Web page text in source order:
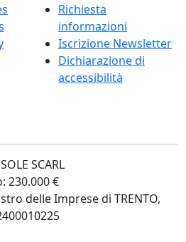
Richiesta
informazioni
Iscrizione Newsletter
Dichiarazione di
accessibilità
SCARL
230.000 €
delle Imprese di TRENTO,